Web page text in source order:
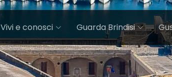
Vivi e conosci Guarda Brindisi